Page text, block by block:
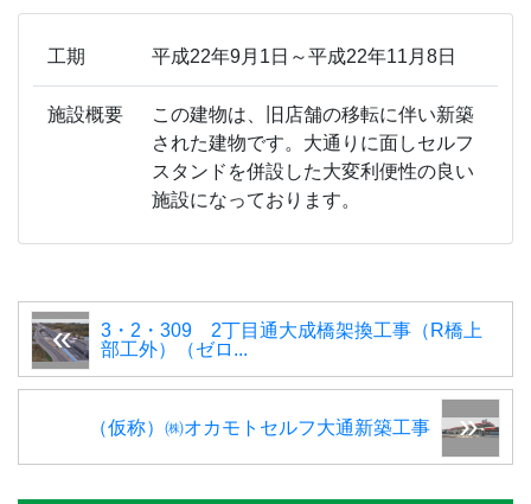
工期 平成22年9月1日～平成22年11月8日
施設概要
この建物は、旧店舗の移転に伴い新築
された建物です。大通りに面しセルフ
スタンドを併設した大変利便性の良い
施設になっております。
3・2・309 2丁目通大成橋架換工事（R橋上
部工外）（ゼロ...
（仮称）㈱オカモトセルフ大通新築工事